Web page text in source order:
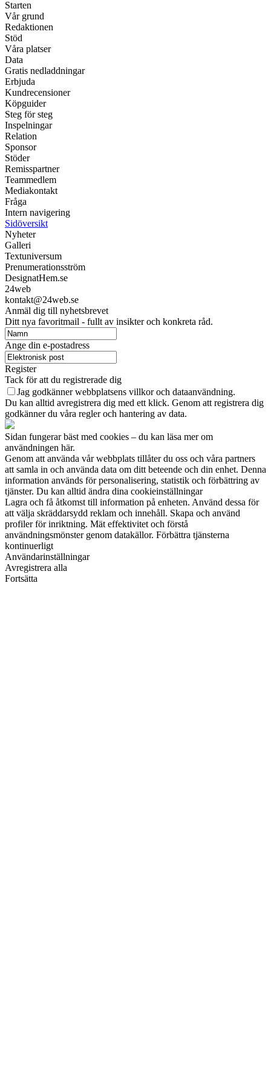
Starten
Vår grund
Redaktionen
Stöd
Våra platser
Data
Gratis nedladdningar
Erbjuda
Kundrecensioner
Köpguider
Steg för steg
Inspelningar
Relation
Sponsor
Stöder
Remisspartner
Teammedlem
Mediakontakt
Fråga
Intern navigering
Sidöversikt
Nyheter
Galleri
Textuniversum
Prenumerationsström
DesignatHem.se
24web
kontakt@24web.se
Anmäl dig till nyhetsbrevet
Ditt nya favoritmail - fullt av insikter och konkreta råd.
Ange din e-postadress
Register
Tack för att du registrerade dig
Jag godkänner webbplatsens villkor och dataanvändning.
Du kan alltid avregistrera dig med ett klick. Genom att registrera dig
godkänner du våra regler och hantering av data.
Sidan fungerar bäst med cookies – du kan läsa mer om
användningen här.
Genom att använda vår webbplats tillåter du oss och våra partners
att samla in och använda data om ditt beteende och din enhet. Denna
information används för personalisering, statistik och förbättring av
tjänster. Du kan alltid ändra dina cookieinställningar
Lagra och få åtkomst till information på enheten. Använd dessa för
att välja skräddarsydd reklam och innehåll. Skapa och använd
profiler för inriktning. Mät effektivitet och förstå
användningsmönster genom datakällor. Förbättra tjänsterna
kontinuerligt
Användarinställningar
Avregistrera alla
Fortsätta